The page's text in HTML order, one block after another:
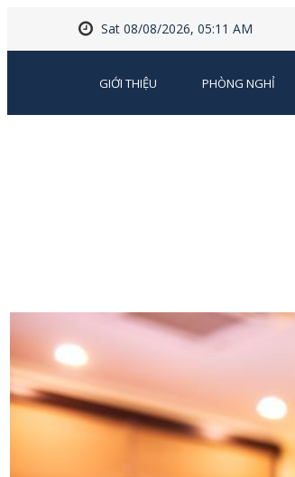
Sat 08/08/2026, 05:11 AM
GIỚI THIỆU PHÒNG NGHỈ